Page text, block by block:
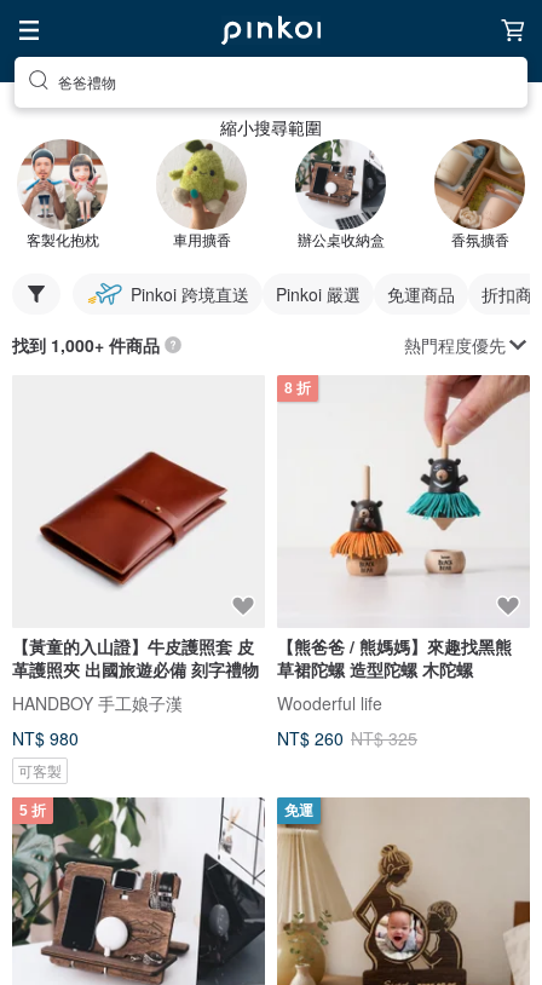
爸爸禮物
縮小搜尋範圍
客製化抱枕 車用擴香 辦公桌收納盒 香氛擴香
Pinkoi 跨境直送 Pinkoi 嚴選 免運商品 折扣商
找到 1,000+ 件商品 熱門程度優先
【黃童的入山證】牛皮護照套 皮
革護照夾 出國旅遊必備 刻字禮物
HANDBOY 手工娘子漢
NT$ 980
可客製
8 折
【熊爸爸 / 熊媽媽】來趣找黑熊
草裙陀螺 造型陀螺 木陀螺
Wooderful life
NT$ 260 NT$ 325
5 折 免運